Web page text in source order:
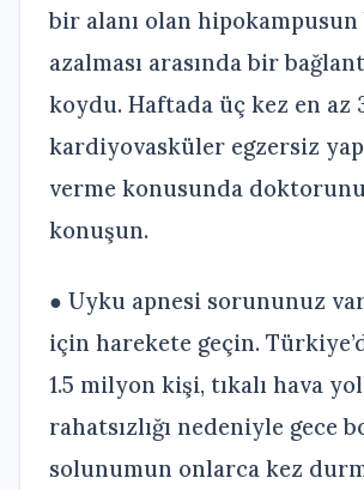
bir alanı olan
azalması arasında bir
koydu. Haftada üç kez en az
kardiyovasküler egzersiz
verme konusunda
konuşun.
● Uyku apnesi sorununuz
için harekete geçin.
1.5 milyon kişi, tıkalı hava
rahatsızlığı nedeniyle gece
solunumun onlarca kez